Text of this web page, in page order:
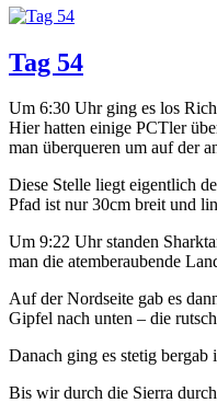
Tag 54
Um 6:30 Uhr ging es los
Hier hatten einige PCTler
man überqueren um auf der
Diese Stelle liegt eigentlich
Pfad ist nur 30cm breit und
Um 9:22 Uhr standen
man die atemberaubende
Auf der Nordseite gab es
Gipfel nach unten – die
Danach ging es stetig
Bis wir durch die Sierra